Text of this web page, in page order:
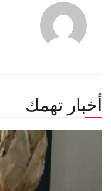
أخبار تهمك